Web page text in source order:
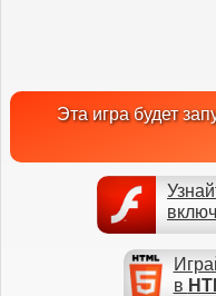
Эта игра будет
в